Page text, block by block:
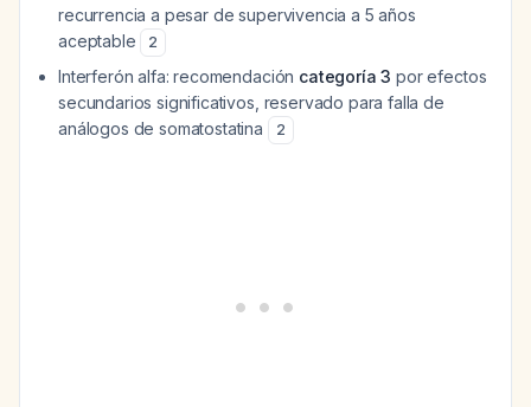
recurrencia a pesar de supervivencia a 5 años
aceptable
2
Interferón alfa: recomendación categoría 3 por efectos
secundarios significativos, reservado para falla de
análogos de somatostatina
2